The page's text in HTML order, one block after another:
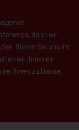
denn wir
Bieten Sie uns ihr
wir Ihnen ein
Ihnen zu Hause.